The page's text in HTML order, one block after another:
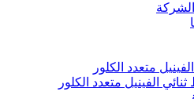
متعدد الكلور
الفينيل متعدد الكلور